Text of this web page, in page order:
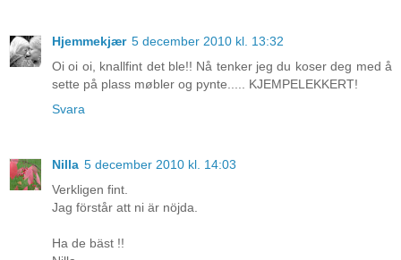
Hjemmekjær 5 december 2010 kl. 13:32
Oi oi oi, knallfint det ble!! Nå tenker jeg du koser deg med å
sette på plass møbler og pynte..... KJEMPELEKKERT!
Svara
Nilla 5 december 2010 kl. 14:03
Verkligen fint.
Jag förstår att ni är nöjda.
Ha de bäst !!